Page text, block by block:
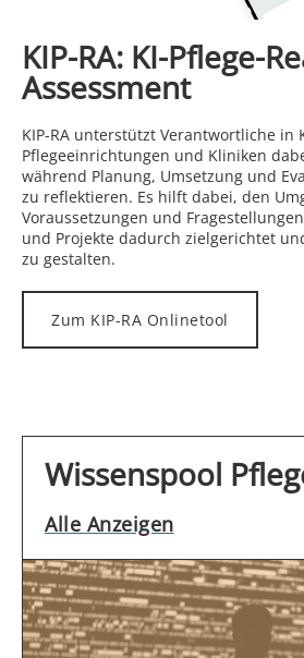
KIP-RA: KI-Pflege-
Assessment
KIP-RA unterstützt Verantwortliche in
Pflegeeinrichtungen und Kliniken
während Planung, Umsetzung und
zu reflektieren. Es hilft dabei, den
Voraussetzungen und
und Projekte dadurch zielgerichtet
zu gestalten.
Zum KIP-RA Onlinetool
Wissenspool
Alle Anzeigen